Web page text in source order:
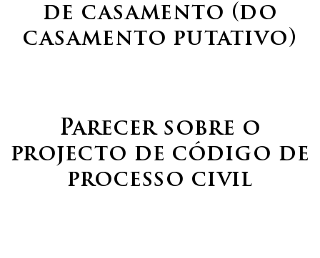
de casamento (do
casamento putativo)
Parecer sobre o
projecto de código de
processo civil